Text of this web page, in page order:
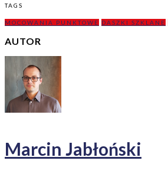
TAGS
MOCOWANIA PUNKTOWE DASZKI SZKLANE
AUTOR
Marcin Jabłoński